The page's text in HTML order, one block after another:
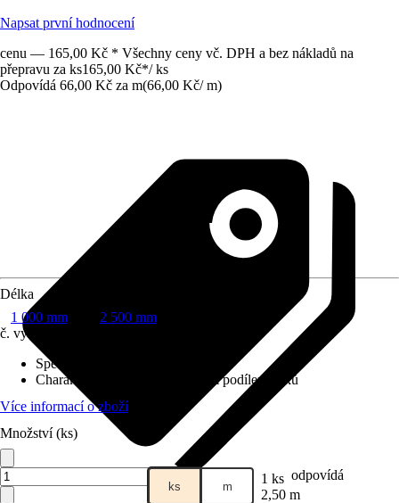
Napsat první hodnocení
cenu — 165,00 Kč * Všechny ceny vč. DPH a bez nákladů na
přepravu za ks165,00 Kč*/ ks
Odpovídá 66,00 Kč za m(66,00 Kč/ m)
Délka
1 000 mm
2 500 mm
č. výrobku
Specifikace materiálu
Charakteristika kvality
S malým podílem suků
Více informací o zboží
Množství (ks)
ks m 1 ks odpovídá
2,50 m